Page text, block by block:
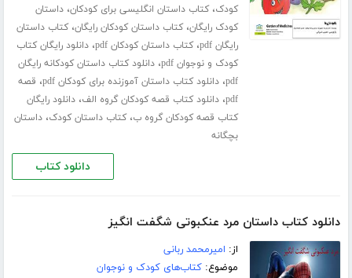
کودک،کتاب داستان انگلیسی برای کودکان،داستان
کودک رایگان،کتاب داستان کودکان رایگان،کتاب داستان
رایگان pdf
،کتاب داستان کودکان pdf ،دانلود رایگان کتاب
کودک و نوجوان pdf
،دانلود کتاب داستان کودکانه رایگان
pdf،دانلود کتاب داستان آموزنده برای کودکان pdf ، قصه
pdf،دانلود کتاب قصه کودکان گروه الف،دانلود رایگان
کتاب قصه کودکان گروه ب،کتاب داستان کودک،داستان
بچگانه
دانلود کتاب
دانلود کتاب داستان مرد عنکبوتی شگفت انگیز
از: امیرمحمد ربانی
موضوع:کتاب‌های کودک و نوجوان